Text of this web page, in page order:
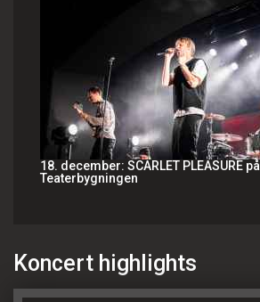
18. december: SCARLET PLEASURE på
Teaterbygningen
Koncert highlights